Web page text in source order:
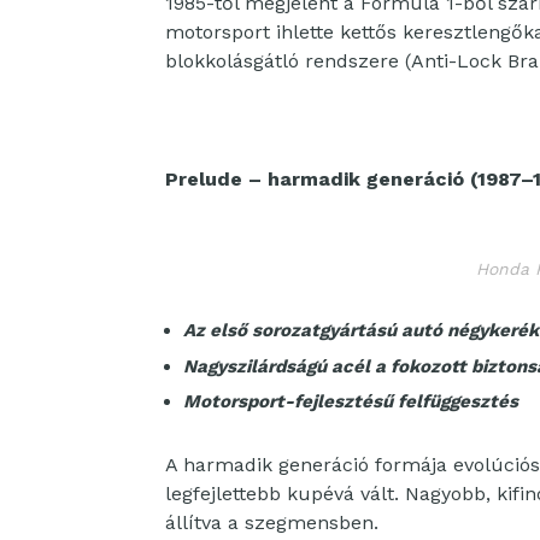
motorsport ihlette kettős
blokkolásgátló rendszere (Anti-Lock
Prelude – harmadik generáció
Honda
Az első sorozatgyártású autó
Nagyszilárdságú acél a fokozott
Motorsport-fejlesztésű felfüggesztés
A harmadik generáció formája
legfejlettebb kupévá vált. Nagyobb,
állítva a szegmensben.